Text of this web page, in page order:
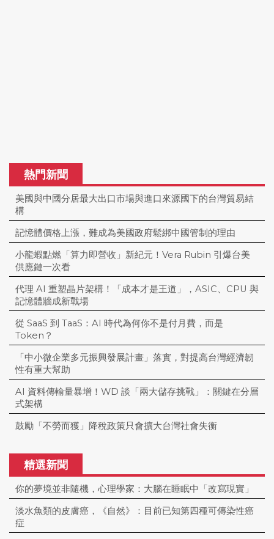
熱門新聞
美國與中國分居最大出口市場與進口來源國下的台灣貿易結
構
記憶體價格上漲，難成為美國政府鬆綁中國管制的理由
小龍蝦點燃「算力即營收」新紀元！Vera Rubin 引爆台美
供應鏈一次看
代理 AI 重塑晶片架構！「成本才是王道」，ASIC、CPU 與
記憶體牆成新戰場
從 SaaS 到 TaaS：AI 時代為何你不是付月費，而是
Token？
「中小微企業多元振興發展計畫」落實，對提高台灣經濟韌
性有重大幫助
AI 資料傳輸量暴增！WD 談「兩大儲存挑戰」：關鍵在分層
式架構
鼓勵「不勞而獲」降稅政策只會擴大台灣社會失衡
精選新聞
你的夢境並非隨機，心理學家：大腦在睡眠中「改寫現實」
淡水魚類的皮膚癌，《自然》：目前已知第四種可傳染性癌
症